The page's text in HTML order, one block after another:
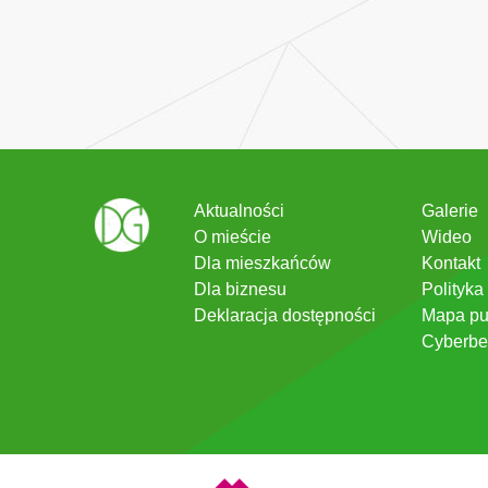
Aktualności
O mieście
Dla mieszkańców
Dla biznesu
Deklaracja dostępności
Galerie
Wideo
Kontakt
Mapa